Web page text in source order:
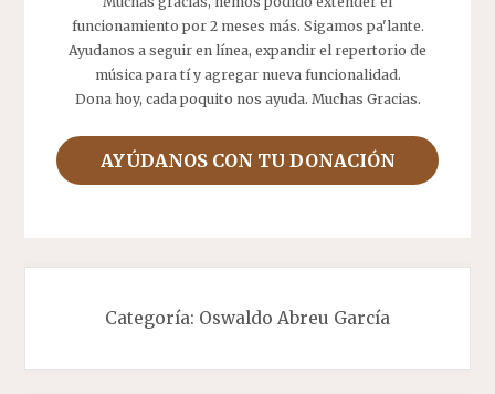
funcionamiento por 2 meses más. Sigamos pa'lante.
Ayudanos a seguir en línea, expandir el repertorio de
música para tí y agregar nueva funcionalidad.
Dona hoy, cada poquito nos ayuda. Muchas Gracias.
AYÚDANOS CON TU DONACIÓN
Categoría: Oswaldo Abreu García